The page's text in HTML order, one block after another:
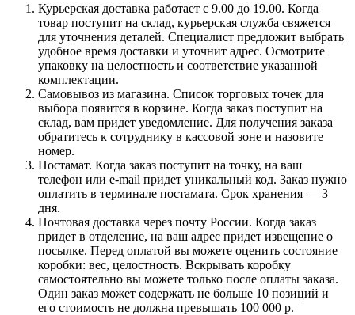
Курьерская доставка работает с 9.00 до 19.00. Когда
товар поступит на склад, курьерская служба свяжется
для уточнения деталей. Специалист предложит выбрать
удобное время доставки и уточнит адрес. Осмотрите
упаковку на целостность и соответствие указанной
комплектации.
Самовывоз из магазина. Список торговых точек для
выбора появится в корзине. Когда заказ поступит на
склад, вам придет уведомление. Для получения заказа
обратитесь к сотруднику в кассовой зоне и назовите
номер.
Постамат. Когда заказ поступит на точку, на ваш
телефон или e-mail придет уникальный код. Заказ нужно
оплатить в терминале постамата. Срок хранения — 3
дня.
Почтовая доставка через почту России. Когда заказ
придет в отделение, на ваш адрес придет извещение о
посылке. Перед оплатой вы можете оценить состояние
коробки: вес, целостность. Вскрывать коробку
самостоятельно вы можете только после оплаты заказа.
Один заказ может содержать не больше 10 позиций и
его стоимость не должна превышать 100 000 р.